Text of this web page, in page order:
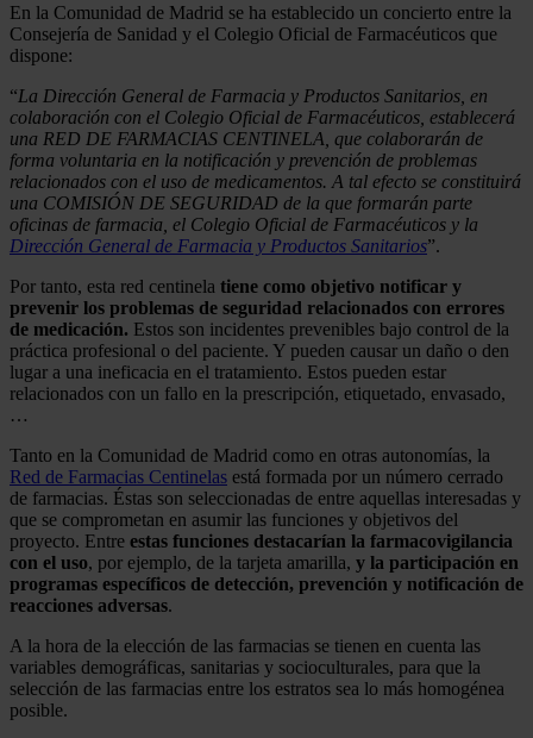
En la Comunidad de Madrid se ha establecido un concierto entre la
Consejería de Sanidad y el Colegio Oficial de Farmacéuticos que
dispone:
“La Dirección General de Farmacia y Productos Sanitarios, en
colaboración con el Colegio Oficial de Farmacéuticos, establecerá
una RED DE FARMACIAS CENTINELA, que colaborarán de
forma voluntaria en la notificación y prevención de problemas
relacionados con el uso de medicamentos. A tal efecto se constituirá
una COMISIÓN DE SEGURIDAD de la que formarán parte
oficinas de farmacia, el Colegio Oficial de Farmacéuticos y la
Dirección General de Farmacia y Productos Sanitarios”.
Por tanto, esta red centinela tiene como objetivo notificar y
prevenir los problemas de seguridad relacionados con errores
de medicación. Estos son incidentes prevenibles bajo control de la
práctica profesional o del paciente. Y pueden causar un daño o den
lugar a una ineficacia en el tratamiento. Estos pueden estar
relacionados con un fallo en la prescripción, etiquetado, envasado,
…
Tanto en la Comunidad de Madrid como en otras autonomías, la
Red de Farmacias Centinelas está formada por un número cerrado
de farmacias. Éstas son seleccionadas de entre aquellas interesadas y
que se comprometan en asumir las funciones y objetivos del
proyecto. Entre estas funciones destacarían la farmacovigilancia
con el uso, por ejemplo, de la tarjeta amarilla, y la participación en
programas específicos de detección, prevención y notificación de
reacciones adversas.
A la hora de la elección de las farmacias se tienen en cuenta las
variables demográficas, sanitarias y socioculturales, para que la
selección de las farmacias entre los estratos sea lo más homogénea
posible.